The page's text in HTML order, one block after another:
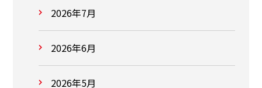
2026年7月
2026年6月
2026年5月